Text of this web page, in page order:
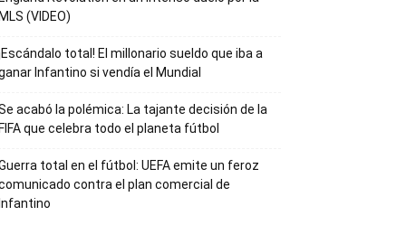
MLS (VIDEO)
total! El millonario sueldo que iba a
Infantino si vendía el Mundial
acabó la polémica: La tajante decisión de la
FIFA que celebra todo el planeta fútbol
total en el fútbol: UEFA emite un feroz
contra el plan comercial de
Infantino